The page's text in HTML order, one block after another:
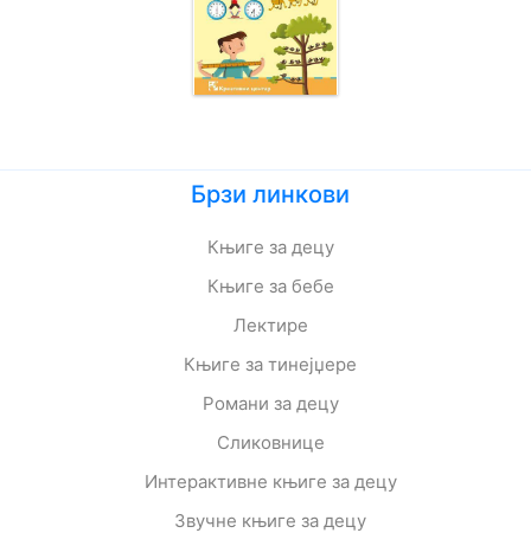
Брзи линкови
Књиге за децу
Књиге за бебе
Лектире
Књиге за тинејџере
Романи за децу
Сликовнице
Интерактивне књиге за децу
Звучне књиге за децу